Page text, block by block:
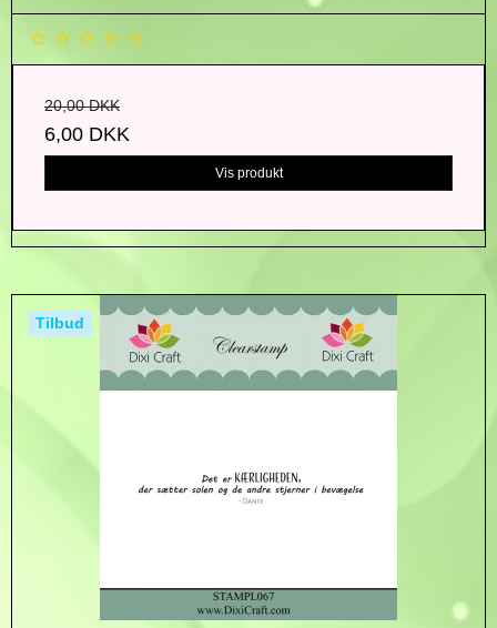
20,00 DKK
6,00 DKK
Vis produkt
Tilbud